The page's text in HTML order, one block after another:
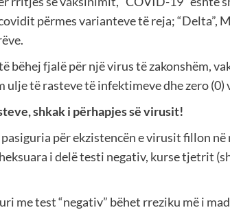
përmes varianteve të reja; “Delta”,
bëhej fjalë për një virus të zakonshëm,
ulje të rasteve të infektimeve dhe zero
shkak i përhapjes së virusit!
për ekzistencën e virusit fillon
i delë testi negativ, kurse tjetrit
me test “negativ” bëhet rreziku më i